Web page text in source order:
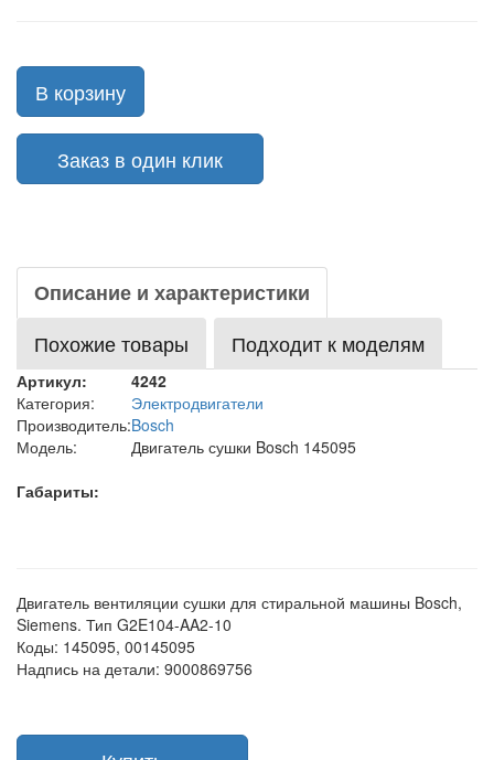
В корзину
Заказ в один клик
Описание и характеристики
Похожие товары
Подходит к моделям
Артикул:
4242
Категория:
Электродвигатели
Производитель:Bosch
Модель:
Двигатель сушки Bosch 145095
Габариты:
Двигатель вентиляции сушки для стиральной машины Bosch,
Siemens. Тип G2E104-AA2-10
Коды: 145095, 00145095
Надпись на детали: 9000869756